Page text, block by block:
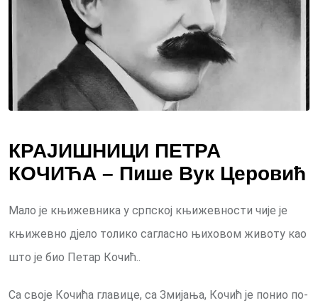
КРАЈИШНИЦИ ПЕТРА
КОЧИЋА – Пише Вук Церовић
Ма­ло је књи­жев­ни­ка у срп­ској књи­жев­но­сти чи­је је
књи­жев­но дје­ло то­ли­ко са­гла­сно њи­хо­вом жи­во­ту као
што је био Пе­тар Ко­чић..
Са сво­је Ко­чи­ћа гла­ви­це, са Зми­ја­ња, Ко­чић је по­нио по­